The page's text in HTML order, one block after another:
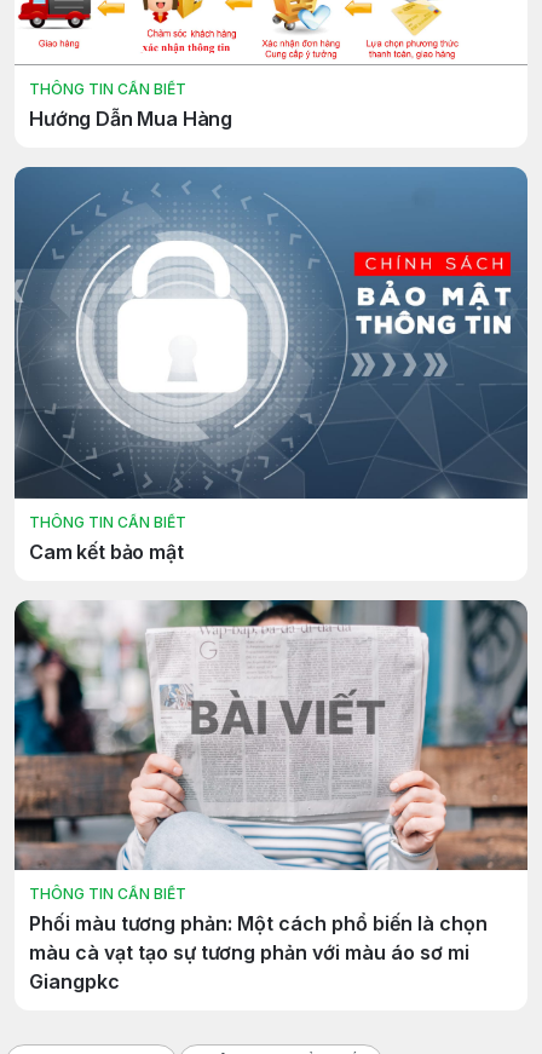
THÔNG TIN CẦN BIẾT
Hướng Dẫn Mua Hàng
THÔNG TIN CẦN BIẾT
Cam kết bảo mật
THÔNG TIN CẦN BIẾT
Phối màu tương phản: Một cách phổ biến là chọn
màu cà vạt tạo sự tương phản với màu áo sơ mi
Giangpkc